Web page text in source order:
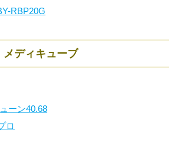
RBP20G
メディキューブ
ーン40.68
ロ